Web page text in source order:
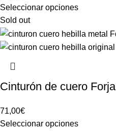
Seleccionar opciones
Sold out
Cinturón de cuero Forja
71,00€
Seleccionar opciones